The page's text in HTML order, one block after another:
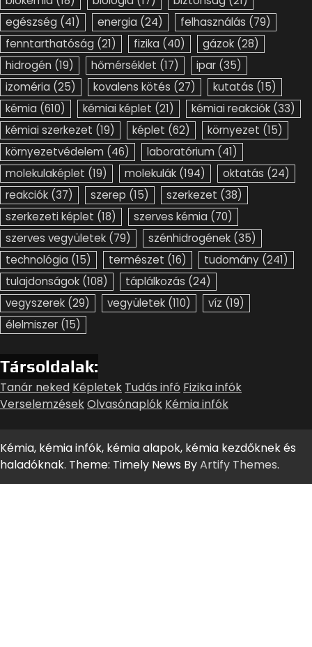
egészség (41) energia (24) felhasználás (79)
fenntarthatóság (21) fizika (40) gázok (28)
hidrogén (19) hőmérséklet (17) ipar (35)
izoméria (25) kovalens kötés (27) kutatás (15)
kémia (610) kémiai képlet (21) kémiai reakciók (33)
kémiai szerkezet (19) képlet (62) környezet (15)
környezetvédelem (46) laboratórium (41)
molekulaképlet (19) molekulák (194) oktatás (24)
reakciók (37) szerep (15) szerkezet (38)
szerkezeti képlet (18) szerves kémia (70)
szerves vegyületek (79) szénhidrogének (35)
technológia (15) természet (16) tudomány (241)
tulajdonságok (108) táplálkozás (24)
vegyszerek (29) vegyületek (110) víz (19)
élelmiszer (15)
Társoldalak:
Tanár neked Képletek Tudás infó Fizika infók
VerselemzésekOlvasónaplók Kémia infók
Kémia, kémia infók, kémia alapok, kémia kezdőknek és
haladóknak. Theme: Timely News ByArtify Themes.